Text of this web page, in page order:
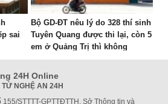
sai
Bộ GD-ĐT nêu lý do 328 thí sinh
Tuyên Quang được thi lại, còn 5
em ở Quảng Trị thì không
24H Online
NGHỆ AN 24H
STTTT-GPTTĐTTH, Sở Thông tin và